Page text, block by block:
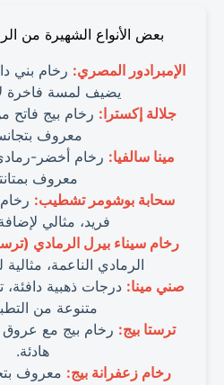
بعض الأنواع الشهيرة من
الإمبرادور المصري: رخام بني
يضيف لمسة فاخرة
جلالة إكسترا: رخام بيج
معروف
مينا سالفيا: رخام أخضر-
معروف
سحابة بوشومر تشطيب:
فريد، مثالي
رخام سيناء بيرل الرمادي
الرمادي الناعمة، مثالية
صني مينا: درجات ذهبية
متنوعة من
ترستا بيج: رخام بيج مع عروق
هادئة.
رخام زعفرانة بيج: معروف